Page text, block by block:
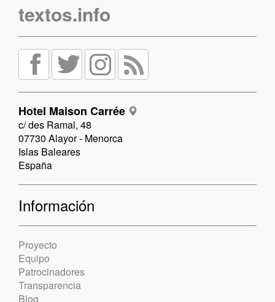
textos.info
Hotel Maison Carrée
c/ des Ramal, 48
07730 Alayor - Menorca
Islas Baleares
España
Información
Proyecto
Equipo
Patrocinadores
Transparencia
Blog